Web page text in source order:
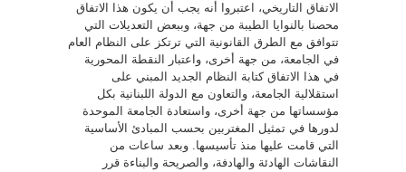
الاتفاق التاريخي، اعتبروا أنه يجب أن يكون هذا الاتفاق
محصنا بالنوايا الطيبة من جهة، وببعض التعديلات التي
تتوافق مع الطرق القانونية التي ترتكز على النظام العام
في الجامعة، من جهة أخرى، واعتبار النقطة المحورية
في هذا الاتفاق كتابة النظام الجديد المبني على
استقلالية الجامعة، والتعاون مع الدولة اللبنانية بكل
مؤسساتها من جهة أخرى، واستعادة الجامعة الموحدة
لدورها في تمثيل المغتربين بحسب المبادئ الأساسية
التي قامت عليها منذ تأسيسها. وبعد ساعات من
النقاشات الهادئة والهادفة، والصريحة والبناءة قرر